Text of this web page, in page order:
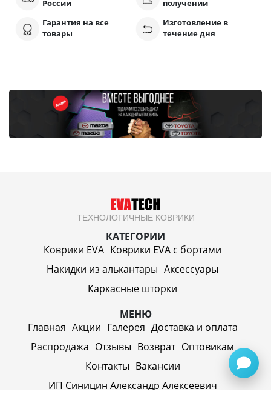
России
получении
Гарантия на все
товары
Изготовление в
течение дня
ТЕХНОЛОГИЧНЫЕ КОВРИКИ
КАТЕГОРИИ
Коврики EVA Коврики EVA c бортами
Накидки из алькантары Аксессуары
Каркасные шторки
МЕНЮ
Главная Акции Галерея Доставка и оплата
Распродажа Отзывы Возврат Оптовикам
Контакты Вакансии
ИП Синицин Александр Алексеевич